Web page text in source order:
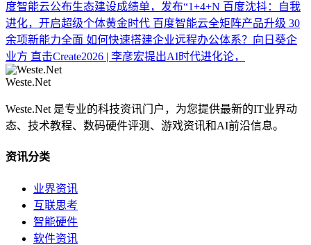
度智能云公布生态建设成绩单，发布“1+4+N 百度沈抖：自我
进化，开启超级个体黄金时代 百度智能云全矩阵产品升级 30
余项新能力全面 如何快速搭建企业远程办公体系？向日葵企
业方 直击Create2026 | 李彦宏提出AI时代进化论，
Weste.Net
Weste.Net 是专业的科技资讯门户，为您提供最新的IT业界动
态、技术教程、数码硬件评测、游戏资讯和AI前沿信息。
资讯分类
业界资讯
互联思考
智能硬件
软件资讯